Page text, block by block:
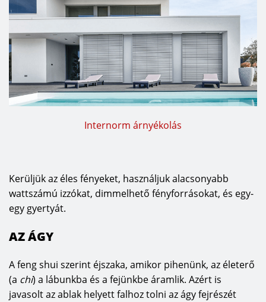
Internorm árnyékolás
Kerüljük az éles fényeket, használjuk alacsonyabb
wattszámú izzókat, dimmelhető fényforrásokat, és egy-
egy gyertyát.
AZ ÁGY
A feng shui szerint éjszaka, amikor pihenünk, az életerő
(a chi) a lábunkba és a fejünkbe áramlik. Azért is
javasolt az ablak helyett falhoz tolni az ágy fejrészét